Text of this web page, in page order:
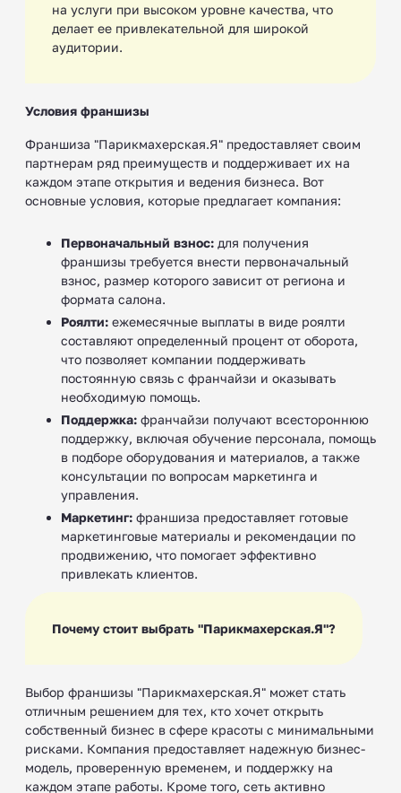
на услуги при высоком уровне качества, что
делает ее привлекательной для широкой
аудитории.
Условия франшизы
Франшиза "Парикмахерская.Я" предоставляет своим
партнерам ряд преимуществ и поддерживает их на
каждом этапе открытия и ведения бизнеса. Вот
основные условия, которые предлагает компания:
Первоначальный взнос: для получения
франшизы требуется внести первоначальный
взнос, размер которого зависит от региона и
формата салона.
Роялти: ежемесячные выплаты в виде роялти
составляют определенный процент от оборота,
что позволяет компании поддерживать
постоянную связь с франчайзи и оказывать
необходимую помощь.
Поддержка: франчайзи получают всестороннюю
поддержку, включая обучение персонала, помощь
в подборе оборудования и материалов, а также
консультации по вопросам маркетинга и
управления.
Маркетинг: франшиза предоставляет готовые
маркетинговые материалы и рекомендации по
продвижению, что помогает эффективно
привлекать клиентов.
Почему стоит выбрать "Парикмахерская.Я"?
Выбор франшизы "Парикмахерская.Я" может стать
отличным решением для тех, кто хочет открыть
собственный бизнес в сфере красоты с минимальными
рисками. Компания предоставляет надежную бизнес-
модель, проверенную временем, и поддержку на
каждом этапе работы. Кроме того, сеть активно